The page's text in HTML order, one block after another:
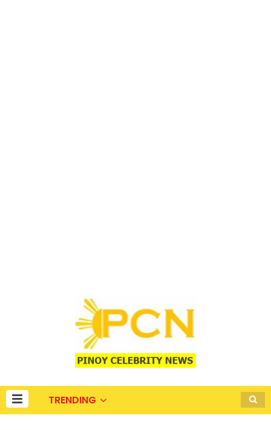
TRENDING